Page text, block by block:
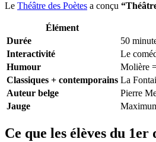
Le Théâtre des Poètes a conçu
Élément
Durée
50
Interactivité
Le
Humour
Molière
Classiques + contemporains La
Auteur belge
Pierre
Jauge
Ce que les élèves du